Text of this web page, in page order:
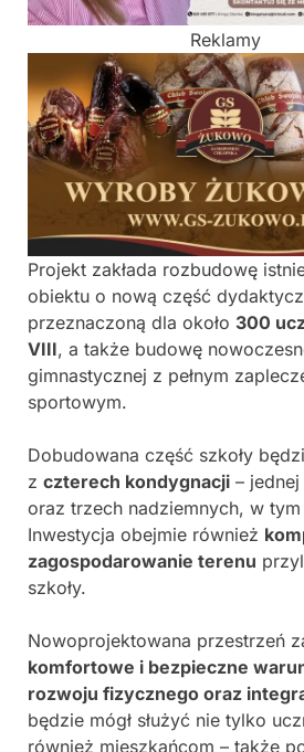
Reklamy
Projekt zakłada rozbudowę
obiektu o nową część
przeznaczoną dla około 300
VIII, a także budowę
gimnastycznej z pełnym
sportowym.
Dobudowana część szkoły
z czterech kondygnacji –
oraz trzech nadziemnych, w tym
Inwestycja obejmie również
zagospodarowanie terenu
szkoły.
Nowoprojektowana przestrzeń
komfortowe i bezpieczne
rozwoju fizycznego oraz
będzie mógł służyć nie tylko
również mieszkańcom – także